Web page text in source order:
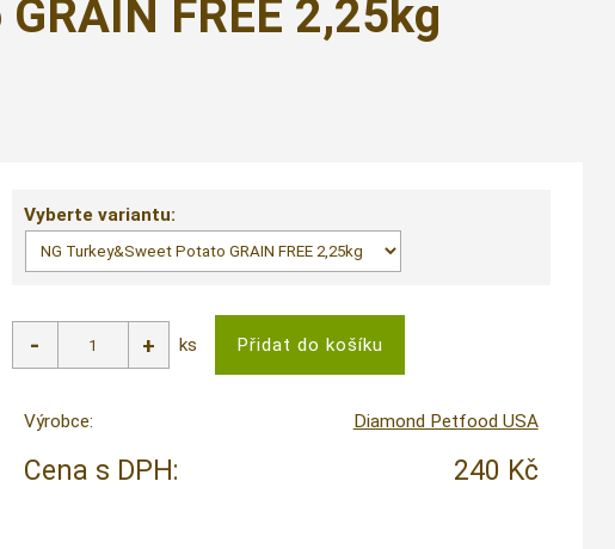
FREE 2,25kg
Vyberte variantu:
ks
Výrobce: Diamond Petfood USA
Cena s DPH: 240 Kč